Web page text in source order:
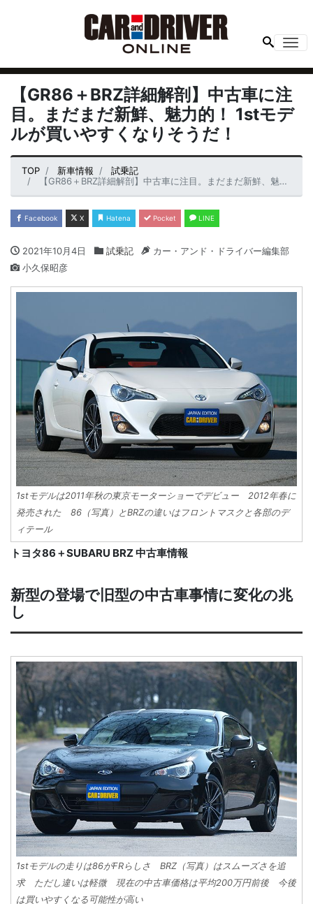
【GR86＋BRZ詳細解剖】中古車に注
目。まだまだ新鮮、魅力的！ 1stモデ
ルが買いやすくなりそうだ！
TOP 新車情報
試乗記
【GR86＋BRZ詳細解剖】中古車に注目。まだまだ新鮮、魅力的！ 1stモデルが買いやすくなりそうだ！
Facebook X Hatena Pocket LINE
2021年10月4日 試乗記
カー・アンド・ドライバー編集部
小久保昭彦
1stモデルは2011年秋の東京モーターショーでデビュー 2012年春に
発売された 86（写真）とBRZの違いはフロントマスクと各部のデ
ィテール
トヨタ86＋SUBARU BRZ 中古車情報
新型の登場で旧型の中古車事情に変化の兆
し
1stモデルの走りは86がFRらしさ BRZ（写真）はスムーズさを追
求 ただし違いは軽微 現在の中古車価格は平均200万円前後 今後
は買いやすくなる可能性が高い